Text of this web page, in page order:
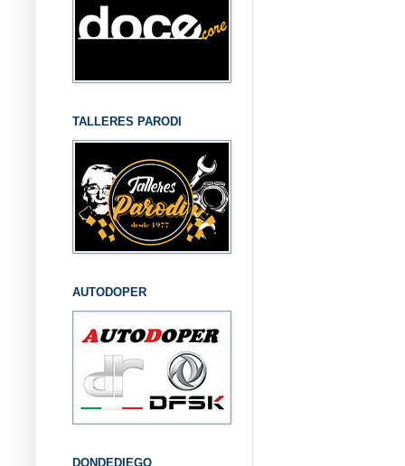
TALLERES PARODI
AUTODOPER
DONDEDIEGO